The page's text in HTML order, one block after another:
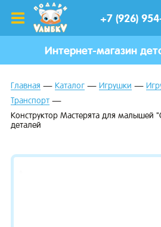
+7 (926)
Интернет-магазин
Главная Каталог Игрушки
Транспорт
Конструктор Мастерята для малышей
деталей